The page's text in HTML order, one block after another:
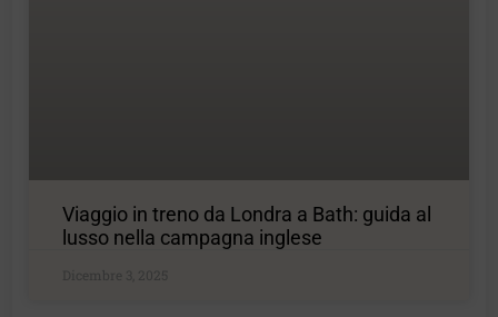
Viaggio in treno da Londra a Bath: guida al
lusso nella campagna inglese
Dicembre 3, 2025